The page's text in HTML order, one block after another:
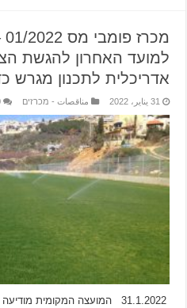
למועד האחרון להגשת
אדריכלית לתכנון מגרש
31 يناير، 2022 مناقصات - מכרזים
31.1.2022 המועצה המקומית